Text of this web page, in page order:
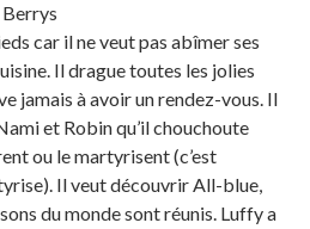
car il ne veut pas abîmer ses
Il drague toutes les jolies
jamais à avoir un rendez-vous. Il
et Robin qu’il chouchoute
ou le martyrisent (c’est
Il veut découvrir All-blue,
du monde sont réunis. Luffy a